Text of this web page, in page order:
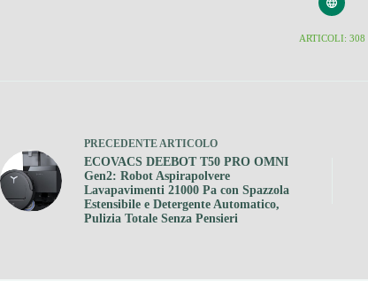
ARTICOLI: 308
PRECEDENTEARTICOLO
ECOVACS DEEBOT T50 PRO OMNI
Gen2: Robot Aspirapolvere
Lavapavimenti 21000 Pa con Spazzola
Estensibile e Detergente Automatico,
Pulizia Totale Senza Pensieri